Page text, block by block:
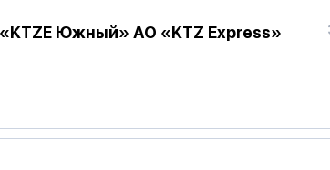
Южный» АО «KTZ Express»